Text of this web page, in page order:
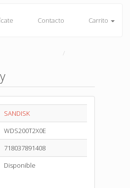
Contacto Carrito
SANDISK
WDS200T2X0E
718037891408
Disponible